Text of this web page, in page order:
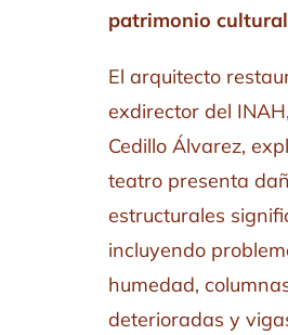
patrimonio cultural
El arquitecto
exdirector del
Cedillo Álvarez,
teatro presenta
estructurales
incluyendo
humedad,
deterioradas y